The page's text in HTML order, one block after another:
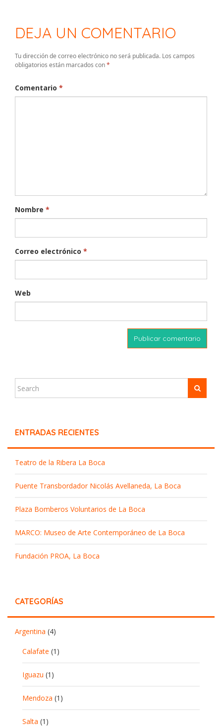
DEJA UN COMENTARIO
Tu dirección de correo electrónico no será publicada. Los campos
obligatorios están marcados con*
Comentario *
Nombre *
Correo electrónico *
Web
ENTRADAS RECIENTES
Teatro de la Ribera La Boca
Puente Transbordador Nicolás Avellaneda, La Boca
Plaza Bomberos Voluntarios de La Boca
MARCO: Museo de Arte Contemporáneo de La Boca
Fundación PROA, La Boca
CATEGORÍAS
Argentina (4)
Calafate (1)
Iguazu (1)
Mendoza (1)
Salta (1)